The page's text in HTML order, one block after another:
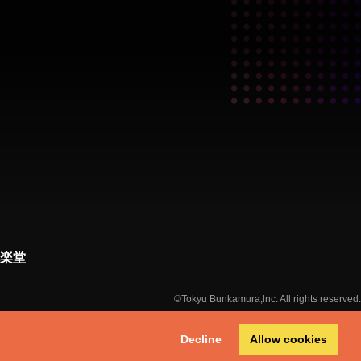
Decline Allow cookies
堂
©Tokyu Bunkamura,lnc. All rights reserved.